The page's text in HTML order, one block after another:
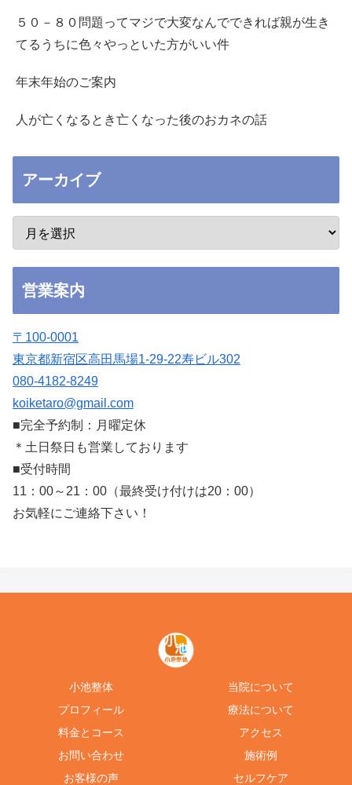
５０－８０問題ってマジで大変なんでできれば親が生き
てるうちに色々やっといた方がいい件
年末年始のご案内
人が亡くなるとき亡くなった後のおカネの話
アーカイブ
営業案内
〒100-0001
東京都新宿区高田馬場1-29-22寿ビル302
080-4182-8249
koiketaro@gmail.com
■完全予約制：月曜定休
＊土日祭日も営業しております
■受付時間
11：00～21：00（最終受け付けは20：00）
お気軽にご連絡下さい！
小池整体
当院について
プロフィール
療法について
料金とコース
アクセス
お問い合わせ
施術例
お客様の声
セルフケア